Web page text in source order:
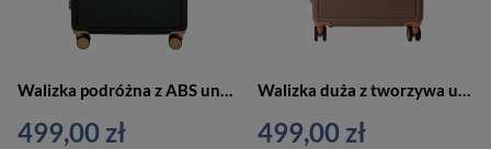
Walizka podróżna z ABS unisex Cavalet DALBY na 4 kółkach duża czarna
499,00 zł
Walizka duża z tworzywa unisex Cavalet DALBY podróżna na 4 kółkach piaskowa
499,00 zł